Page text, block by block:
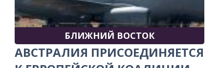
БЛИЖНИЙ ВОСТОК
АВСТРАЛИЯ ПРИСОЕДИНЯЕТСЯ